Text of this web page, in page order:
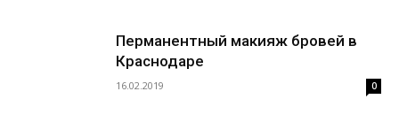
Перманентный макияж бровей в
Краснодаре
16.02.2019 0